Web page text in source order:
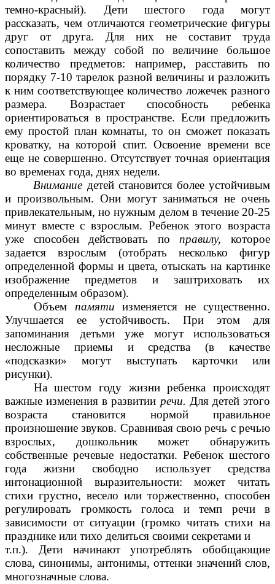
темно-красный). Дети шестого года могут
рассказать, чем отличаются геометрические фигуры
друг от друга. Для них не составит труда
сопоставить между собой по величине большое
количество предметов: например, расставить по
порядку 7-10 тарелок разной величины и разложить
к ним соответствующее количество ложечек разного
размера. Возрастает способность ребенка
ориентироваться в пространстве. Если предложить
ему простой план комнаты, то он сможет показать
кроватку, на которой спит. Освоение времени все
еще не совершенно. Отсутствует точная ориентация
во временах года, днях недели.
Внимание детей становится более устойчивым
и произвольным. Они могут заниматься не очень
привлекательным, но нужным делом в течение 20-25
минут вместе с взрослым. Ребенок этого возраста
уже способен действовать по правилу,которое
задается взрослым (отобрать несколько фигур
определенной формы и цвета, отыскать на картинке
изображение предметов и заштриховать их
определенным образом).
Объем памяти изменяется не существенно.
Улучшается ее устойчивость. При этом для
запоминания детьми уже могут использоваться
несложные приемы и средства (в качестве
«подсказки» могут выступать карточки или
рисунки).
На шестом году жизни ребенка происходят
важные изменения в развитии речи. Для детей этого
возраста становится нормой правильное
произношение звуков. Сравнивая свою речь с речью
взрослых, дошкольник может обнаружить
собственные речевые недостатки. Ребенок шестого
года жизни свободно использует средства
интонационной выразительности: может читать
стихи грустно, весело или торжественно, способен
регулировать громкость голоса и темп речи в
зависимости от ситуации (громко читать стихи на
празднике или тихо делиться своими секретами и
т.п.). Дети начинают употреблять обобщающие
слова, синонимы, антонимы, оттенки значений слов,
многозначные слова.